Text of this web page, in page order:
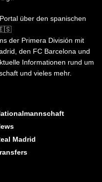
über den spanischen
🇪🇸
der Primera División mit
den FC Barcelona und
Informationen rund um
und vieles mehr.
Madrid